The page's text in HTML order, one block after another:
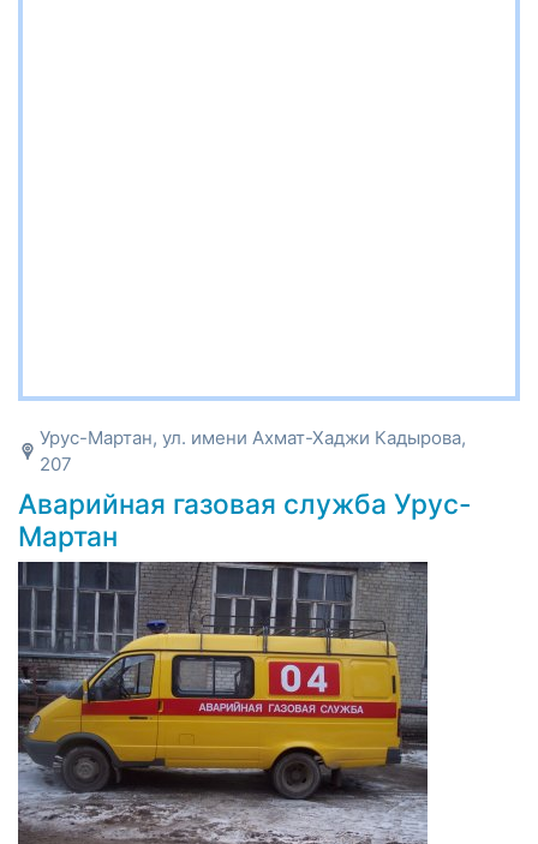
Урус-Мартан, ул. имени Ахмат-Хаджи Кадырова,
207
Аварийная газовая служба Урус-
Мартан